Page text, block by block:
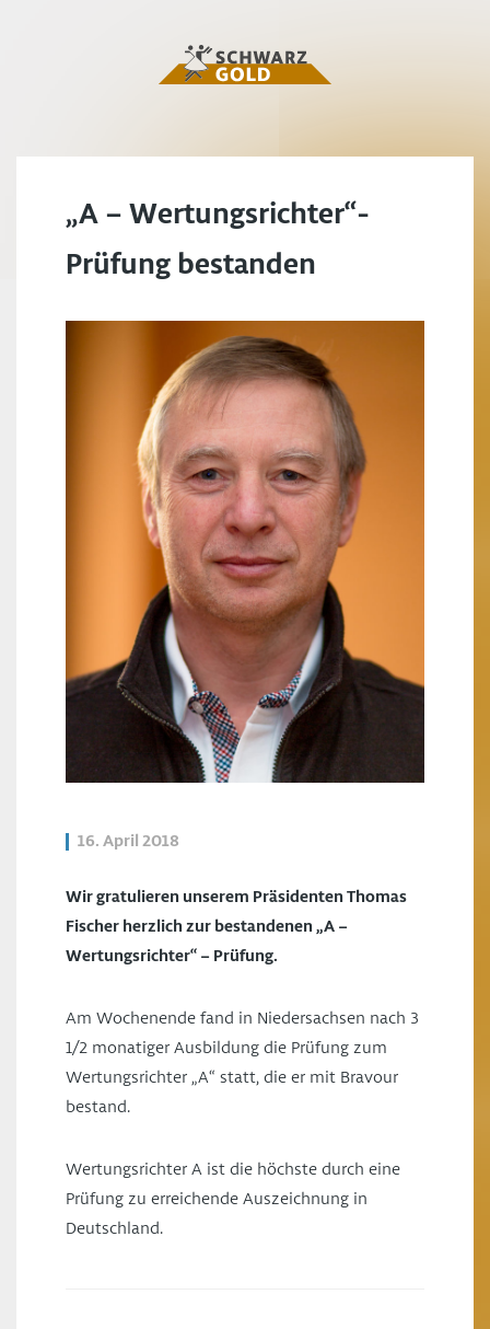
„A – Wertungsrichter“-
Prüfung bestanden
16. April 2018
Wir gratulieren unserem Präsidenten Thomas
Fischer herzlich zur bestandenen„A –
Wertungsrichter“ – Prüfung.
Am Wochenende fand in Niedersachsen nach 3
1/2 monatiger Ausbildung die Prüfung zum
Wertungsrichter „A“ statt, die er mit Bravour
bestand.
Wertungsrichter A ist die höchste durch eine
Prüfung zu erreichende Auszeichnung in
Deutschland.